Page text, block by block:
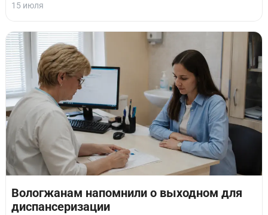
15 июля
Вологжанам напомнили о выходном для
диспансеризации